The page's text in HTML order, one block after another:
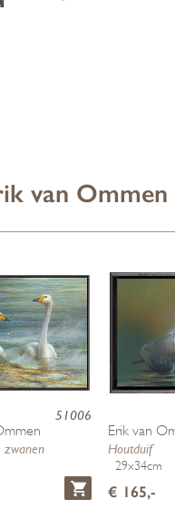
van Ommen
51006
zwanen
Erik van
Houtduif
29x34cm
€ 165,-